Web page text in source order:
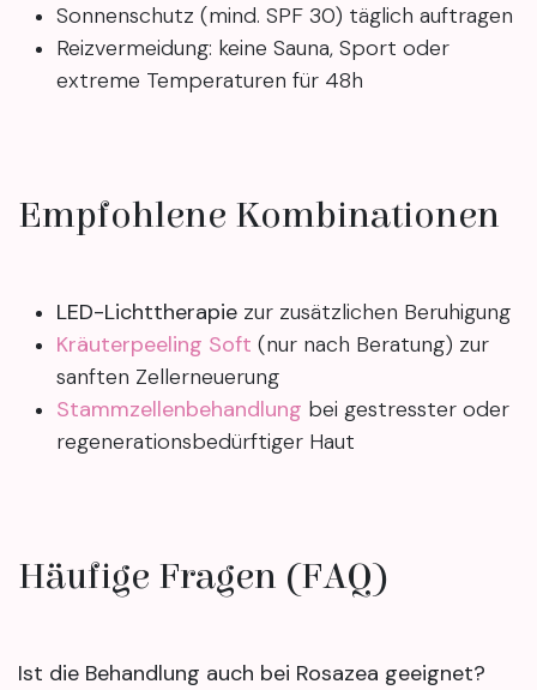
Sonnenschutz (mind. SPF 30) täglich auftragen
Reizvermeidung: keine Sauna, Sport oder
extreme Temperaturen für 48h
Empfohlene Kombinationen
LED-Lichttherapie zur zusätzlichen Beruhigung
Kräuterpeeling Soft (nur nach Beratung) zur
sanften Zellerneuerung
Stammzellenbehandlung bei gestresster oder
regenerationsbedürftiger Haut
Häufige Fragen (FAQ)
Ist die Behandlung auch bei Rosazea geeignet?